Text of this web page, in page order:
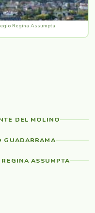
Regina Assumpta
DEL MOLINO
GUADARRAMA
ASSUMPTA